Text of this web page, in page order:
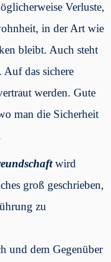
Verluste,
in der Art wie
bleibt. Auch steht
das sichere
werden. Gute
man die Sicherheit
wird
groß geschrieben,
zu
und dem Gegenüber